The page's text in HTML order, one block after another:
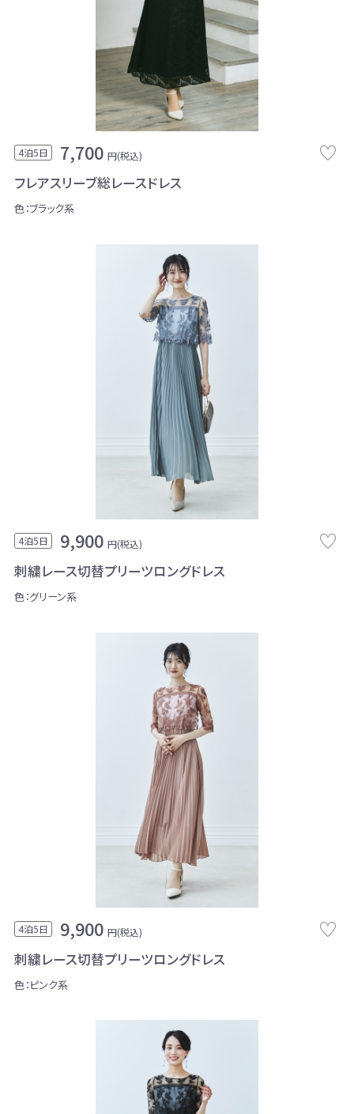
4泊5日 7,700 円(税込)
フレアスリーブ総レースドレス
色：ブラック系
4泊5日 9,900 円(税込)
刺繍レース切替プリーツロングドレス
色：グリーン系
4泊5日 9,900 円(税込)
刺繍レース切替プリーツロングドレス
色：ピンク系